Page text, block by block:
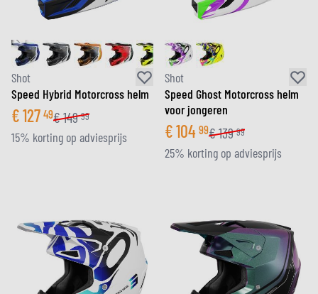
Shot
Speed Hybrid Motorcross helm
€127 49€149 99
15% korting op adviesprijs
Shot
Speed Ghost Motorcross helm
voor jongeren
€104 99€139 99
25% korting op adviesprijs